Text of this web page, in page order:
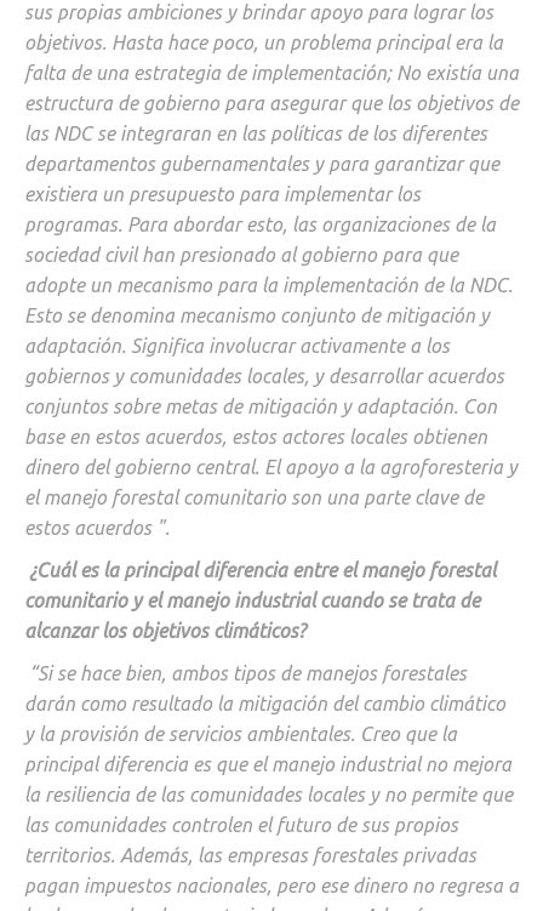
sus propias ambiciones y brindar apoyo para lograr los
objetivos. Hasta hace poco, un problema principal era la
falta de una estrategia de implementación; No existía una
estructura de gobierno para asegurar que los objetivos de
las NDC se integraran en las políticas de los diferentes
departamentos gubernamentales y para garantizar que
existiera un presupuesto para implementar los
programas. Para abordar esto, las organizaciones de la
sociedad civil han presionado al gobierno para que
adopte un mecanismo para la implementación de la NDC.
Esto se denomina mecanismo conjunto de mitigación y
adaptación. Significa involucrar activamente a los
gobiernos y comunidades locales, y desarrollar acuerdos
conjuntos sobre metas de mitigación y adaptación. Con
base en estos acuerdos, estos actores locales obtienen
dinero del gobierno central. El apoyo a la agroforesteria y
el manejo forestal comunitario son una parte clave de
estos acuerdos ".
¿Cuál es la principal diferencia entre el manejo forestal
comunitario y el manejo industrial cuando se trata de
alcanzar los objetivos climáticos?
“Si se hace bien, ambos tipos de manejos forestales
darán como resultado la mitigación del cambio climático
y la provisión de servicios ambientales. Creo que la
principal diferencia es que el manejo industrial no mejora
la resiliencia de las comunidades locales y no permite que
las comunidades controlen el futuro de sus propios
territorios. Además, las empresas forestales privadas
pagan impuestos nacionales, pero ese dinero no regresa a